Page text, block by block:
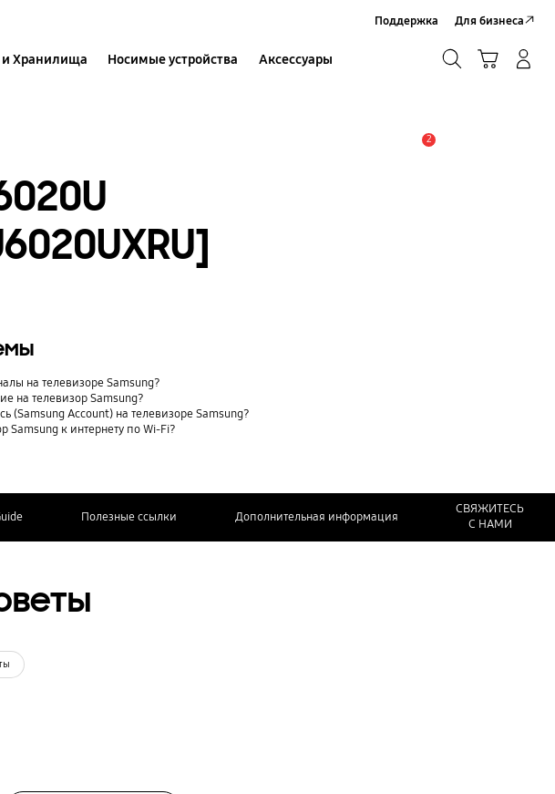
Хранилища Носимые устройства Аксессуары
Поддержка Для бизнеса
2
на телевизоре Samsung?
на телевизор Samsung?
(Samsung Account) на телевизоре Samsung?
Samsung к интернету по Wi-Fi?
Полезные ссылки Дополнительная информация
СВЯЖИТЕСЬ
С НАМИ